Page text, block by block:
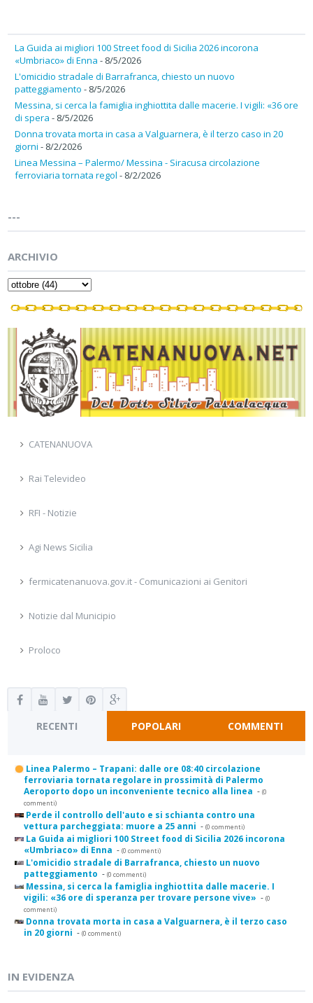
La Guida ai migliori 100 Street food di Sicilia 2026 incorona
«Umbriaco» di Enna - 8/5/2026
L'omicidio stradale di Barrafranca, chiesto un nuovo
patteggiamento - 8/5/2026
Messina, si cerca la famiglia inghiottita dalle macerie. I vigili: «36 ore
di spera - 8/5/2026
Donna trovata morta in casa a Valguarnera, è il terzo caso in 20
giorni - 8/2/2026
Linea Messina – Palermo/ Messina - Siracusa circolazione
ferroviaria tornata regol - 8/2/2026
---
ARCHIVIO
CATENANUOVA
Rai Televideo
RFI - Notizie
Agi News Sicilia
fermicatenanuova.gov.it - Comunicazioni ai Genitori
Notizie dal Municipio
Proloco
RECENTI POPOLARI COMMENTI
Linea Palermo – Trapani: dalle ore 08:40 circolazione
ferroviaria tornata regolare in prossimità di Palermo
Aeroporto dopo un inconveniente tecnico alla linea - (0
commenti)
Perde il controllo dell'auto e si schianta contro una
vettura parcheggiata: muore a 25 anni - (0 commenti)
La Guida ai migliori 100 Street food di Sicilia 2026 incorona
«Umbriaco» di Enna - (0 commenti)
L'omicidio stradale di Barrafranca, chiesto un nuovo
patteggiamento - (0 commenti)
Messina, si cerca la famiglia inghiottita dalle macerie. I
vigili: «36 ore di speranza per trovare persone vive» - (0
commenti)
Donna trovata morta in casa a Valguarnera, è il terzo caso
in 20 giorni - (0 commenti)
IN EVIDENZA